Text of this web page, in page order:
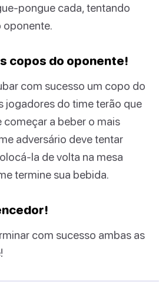
pongue cada, tentando
oponente.
copos do oponente!
com sucesso um copo do
jogadores do time terão que
começar a beber o mais
adversário deve tentar
la de volta na mesa
termine sua bebida.
com sucesso ambas as